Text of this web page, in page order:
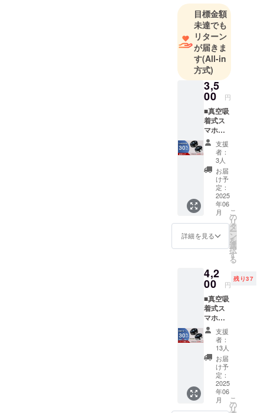
は、消費者
のニーズを
深く掘り出
し、感動と
驚きの商品
をそろえ、
暮らしが豊
かになる良
品をみなさ
まにお届け
いたしま
す。
事業者の名
称 佰碩株
事業者の所
在地 354-
0041 埼玉県
入間郡三芳
事業者の連
絡先 TEL
：049-238-
4406 メール
アドレス
customer@h
yakuseki.jp
※こちらでは
当該製品に
対するお申
し込み、質
目標金額
未達でも
リターン
が届きま
す(All-in
方式)
3,5
00 円
■真空吸
着式ス
マホホ
ルダー
「X8」
通常タ
イプ×1
※一般販
売予定
価格
5,000円
※本リ
ターン
製品に
はワイ
ヤレス
能は搭
載され
ており
ませ
ん。 ※
カラー
はブ
ラッ
ク、シ
ルバー
の2色か
らお選
びいた
だけま
す。 ※
支援
者：
3人
お届
け予
定：
2025
年06
月
詳細を見る
こ
の
リ
タ
ー
ン
を
選
択
す
る
4,2
00 円
残り37
■真空吸
着式ス
マホホ
ルダー
「X8」
×１ ※早
期リ
ター
ン/3月
末発送
※一般販
売予定
支援
者：
13人
お届
け予
定：
2025
年06
月
こ
の
リ